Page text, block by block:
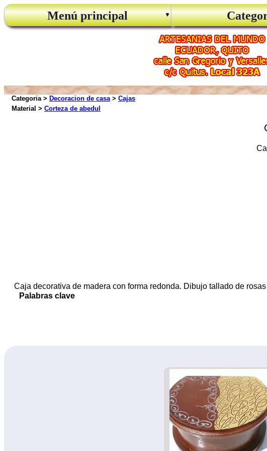
Menú principal
Categoria > Decoracion de casa> Cajas
Material > Corteza de abedul
Caja decorativa de madera con forma redonda. Dibujo tallado de
Palabras clave